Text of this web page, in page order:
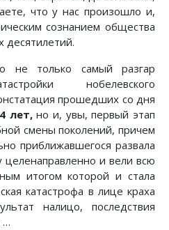
что у нас произошло и,
сознанием общества
десятилетий.
только самый разгар
нобелевского
прошедших со дня
лет,но и, увы, первый этап
смены поколений, причем
приближавшегося развала
целенаправленно и вели всю
итогом которой и стала
катастрофа в лице краха
налицо, последствия
…